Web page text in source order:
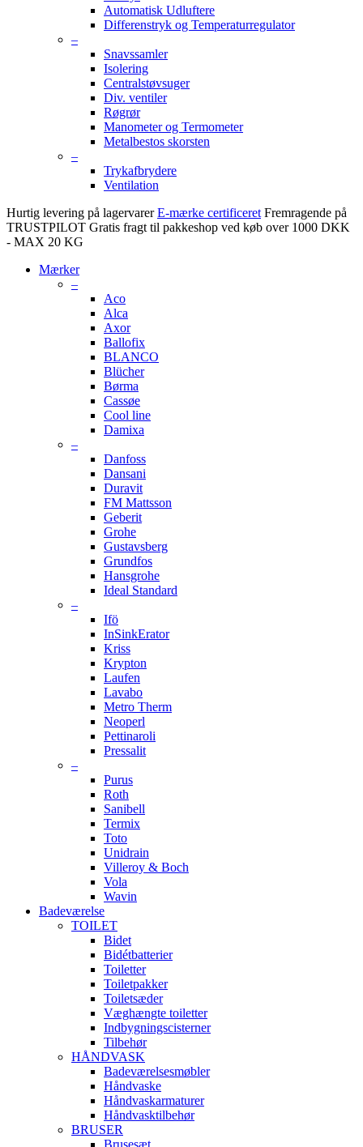
Automatisk Udluftere
Differenstryk og Temperaturregulator
–
Snavssamler
Isolering
Centralstøvsuger
Div. ventiler
Røgrør
Manometer og Termometer
Metalbestos skorsten
–
Trykafbrydere
Ventilation
Hurtig levering på lagervarer E-mærke certificeret Fremragende på
TRUSTPILOT Gratis fragt til pakkeshop ved køb over 1000 DKK
- MAX 20 KG
Mærker
–
Aco
Alca
Axor
Ballofix
BLANCO
Blücher
Børma
Cassøe
Cool line
Damixa
–
Danfoss
Dansani
Duravit
FM Mattsson
Geberit
Grohe
Gustavsberg
Grundfos
Hansgrohe
Ideal Standard
–
Ifö
InSinkErator
Kriss
Krypton
Laufen
Lavabo
Metro Therm
Neoperl
Pettinaroli
Pressalit
–
Purus
Roth
Sanibell
Termix
Toto
Unidrain
Villeroy & Boch
Vola
Wavin
Badeværelse
TOILET
Bidet
Bidétbatterier
Toiletter
Toiletpakker
Toiletsæder
Væghængte toiletter
Indbygningscisterner
Tilbehør
HÅNDVASK
Badeværelsesmøbler
Håndvaske
Håndvaskarmaturer
Håndvasktilbehør
BRUSER
Brusesæt